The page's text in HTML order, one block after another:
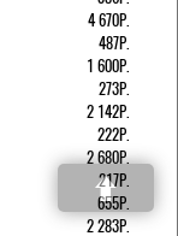
4 670Р.
487Р.
1 600Р.
273Р.
2 142Р.
222Р.
2 680Р.
217Р.
655Р.
2 283Р.